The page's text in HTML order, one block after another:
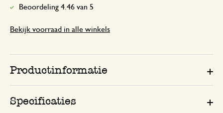
Beoordeling 4.46 van 5
Bekijk voorraad in alle winkels
Productinformatie
Specificaties